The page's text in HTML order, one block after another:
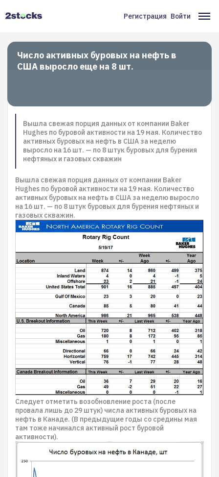
Меню
учётной
записи
пользователя
Регистрация Войти
Число активных буровых на нефть в
США выросло еще на 8 шт.
Вышла свежая порция данных от компании Baker
Hughes по буровой активности на 19 мая. Количество
активных буровых на нефть в США за неделю
выросло на 16 шт. — по 8 штук буровых для бурения
нефтяных и газовых скважин
Вышла свежая порция данных от компании Baker
Hughes по буровой активности на 19 мая. Количество
активных буровых на нефть в США за неделю выросло
на 16 шт. — по 8 штук буровых для бурения нефтяных и
газовых скважин.
Следует отметить возобновление роста (после
провала лишь до 29 штук) числа активных буровых на
нефть в Канаде. (В предыдущие годы со средины мая
там тоже начинался активный рост буровой
активности).